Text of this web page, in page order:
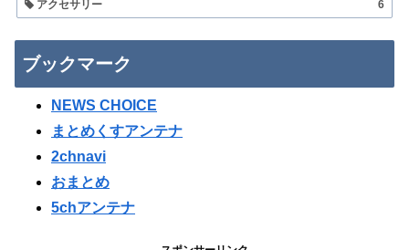
アクセサリー 6
ブックマーク
NEWS CHOICE
まとめくすアンテナ
2chnavi
おまとめ
5chアンテナ